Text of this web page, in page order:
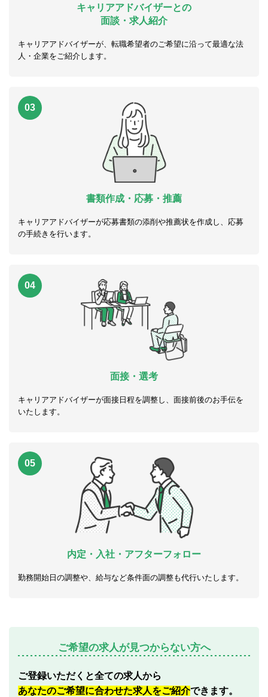
キャリアアドバイザーとの
面談・求人紹介
キャリアアドバイザーが、転職希望者のご希望に沿って最適な法
人・企業をご紹介します。
03
書類作成・応募・推薦
キャリアアドバイザーが応募書類の添削や推薦状を作成し、応募
の手続きを行います。
04
面接・選考
キャリアアドバイザーが面接日程を調整し、面接前後のお手伝を
いたします。
05
内定・入社・アフターフォロー
勤務開始日の調整や、給与など条件面の調整も代行いたします。
ご希望の求人が見つからない方へ
ご登録いただくと全ての求人から
あなたのご希望に合わせた求人をご紹介できます。